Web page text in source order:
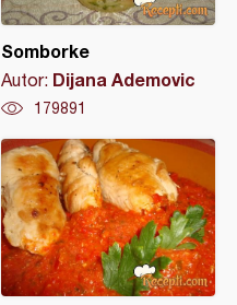
Somborke
Autor: Dijana Ademovic
179891